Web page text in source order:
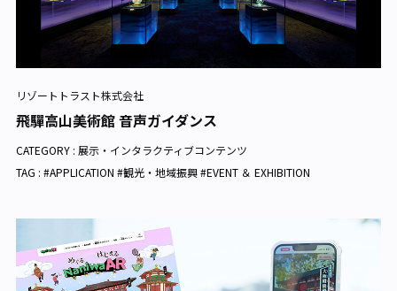
リゾートトラスト株式会社
飛驒高山美術館 音声ガイダンス
CATEGORY : 展示・インタラクティブコンテンツ
TAG : #APPLICATION #観光・地域振興 #EVENT ＆ EXHIBITION